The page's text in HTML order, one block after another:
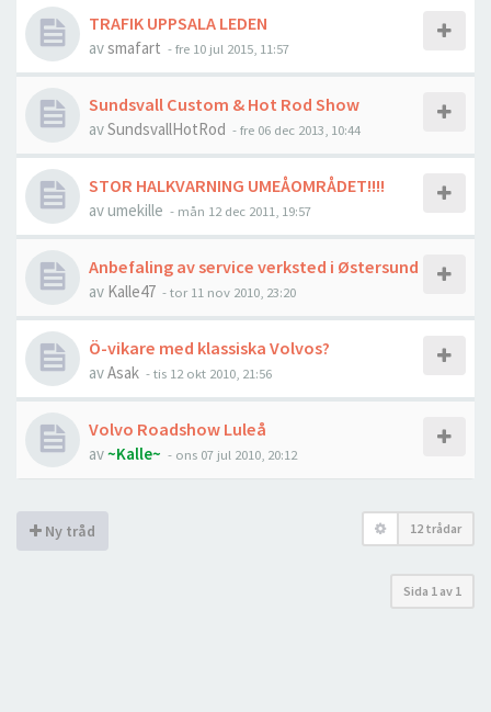
TRAFIK UPPSALA LEDEN
avsmafart - fre 10 jul 2015, 11:57
Sundsvall Custom & Hot Rod Show
avSundsvallHotRod - fre 06 dec 2013, 10:44
STOR HALKVARNING UMEÅOMRÅDET!!!!
avumekille - mån 12 dec 2011, 19:57
Anbefaling av service verksted i Østersund
av Kalle47 - tor 11 nov 2010, 23:20
Ö-vikare med klassiska Volvos?
avAsak - tis 12 okt 2010, 21:56
Volvo Roadshow Luleå
av~Kalle~ - ons 07 jul 2010, 20:12
Ny tråd 12 trådar
Sida 1 av 1